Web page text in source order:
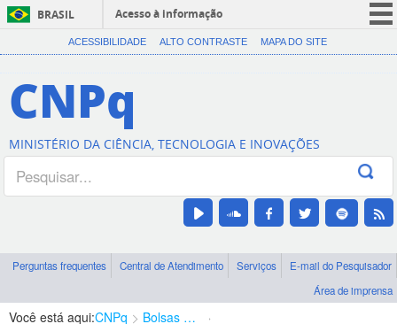
BRASIL
Acesso à informação
CORONAVÍRUS (COVID-19)
Canais
ACESSIBILIDADE ALTO CONTRASTE MAPA DO SITE
CNPq
MINISTÉRIO DA CIÊNCIA, TECNOLOGIA E INOVAÇÕES
Perguntas frequentes Central de Atendimento Serviços
E-mail do Pesquisador
Área de imprensa
Você está aqui:CNPq Bolsas e Auxílios Vigentes